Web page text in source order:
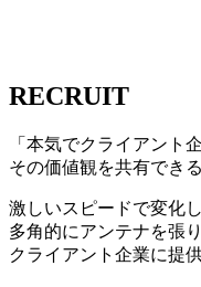
RECRUIT
「本気でクライアント
その価値観を共有でき
激しいスピードで変化
多角的にアンテナを張
クライアント企業に提